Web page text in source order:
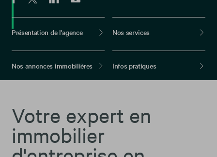
Présentation de l'agence Nos services
Nos annonces immobilières Infos pratiques
Votre expert en
immobilier